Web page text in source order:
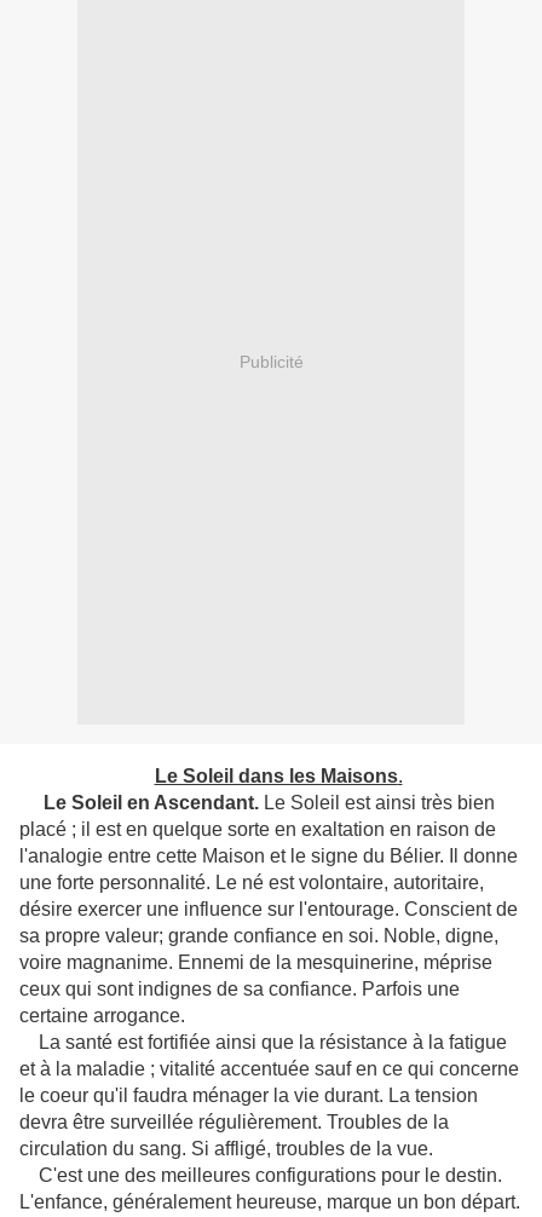
Publicité
Le Soleil dans les Maisons.
Le Soleil en Ascendant. Le Soleil est ainsi très bien
placé ; il est en quelque sorte en exaltation en raison de
l'analogie entre cette Maison et le signe du Bélier. Il donne
une forte personnalité. Le né est volontaire, autoritaire,
désire exercer une influence sur l'entourage. Conscient de
sa propre valeur; grande confiance en soi. Noble, digne,
voire magnanime. Ennemi de la mesquinerine, méprise
ceux qui sont indignes de sa confiance. Parfois une
certaine arrogance.
La santé est fortifiée ainsi que la résistance à la fatigue
et à la maladie ; vitalité accentuée sauf en ce qui concerne
le coeur qu'il faudra ménager la vie durant. La tension
devra être surveillée régulièrement. Troubles de la
circulation du sang. Si affligé, troubles de la vue.
C'est une des meilleures configurations pour le destin.
L'enfance, généralement heureuse, marque un bon départ.